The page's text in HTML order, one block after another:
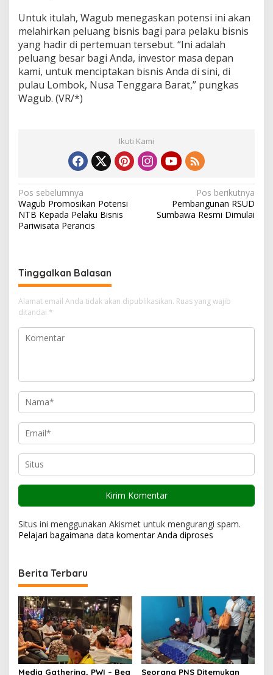
Untuk itulah, Wagub menegaskan potensi ini akan
melahirkan peluang bisnis bagi para pelaku bisnis
yang hadir di pertemuan tersebut. “Ini adalah
peluang besar bagi Anda, investor masa depan
kami, untuk menciptakan bisnis Anda di sini, di
pulau Lombok, Nusa Tenggara Barat,” pungkas
Wagub. (VR/*)
Ikuti Kami
N
a
v
g
a
s
i
p
Pos sebelumnya
Wagub Promosikan Potensi
NTB Kepada Pelaku Bisnis
Pariwisata Perancis
Pos berikutnya
Pembangunan RSUD
Sumbawa Resmi Dimulai
Tinggalkan Balasan
Alamat email Anda tidak akan dipublikasikan. Ruas yang wajib
ditandai *
Situs ini menggunakan Akismet untuk mengurangi spam.
Pelajari bagaimana data komentar Anda diproses
Berita Terbaru
Media Gathering, PWI – Bea Seorang PNS Ditemukan